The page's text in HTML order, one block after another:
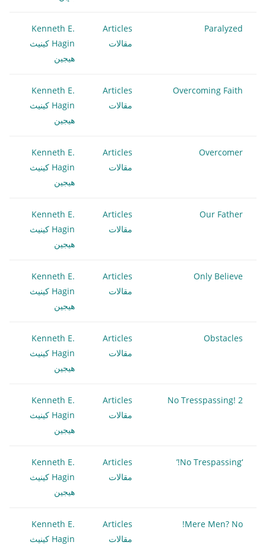
Paralyzed
Articles
مقالات
Kenneth E.
Hagin كينيث
هيجين
Overcoming Faith
Articles
مقالات
Kenneth E.
Hagin كينيث
هيجين
Overcomer
Articles
مقالات
Kenneth E.
Hagin كينيث
هيجين
Our Father
Articles
مقالات
Kenneth E.
Hagin كينيث
هيجين
Only Believe
Articles
مقالات
Kenneth E.
Hagin كينيث
هيجين
Obstacles
Articles
مقالات
Kenneth E.
Hagin كينيث
هيجين
No Tresspassing! 2
Articles
مقالات
Kenneth E.
Hagin كينيث
هيجين
‘No Trespassing!’
Articles
مقالات
Kenneth E.
Hagin كينيث
هيجين
Mere Men? No!
Articles
مقالات
Kenneth E.
Hagin كينيث